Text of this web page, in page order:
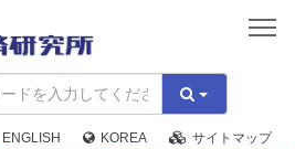
矢
野
経
済
研
ENGLISH KOREA
サイトマップ